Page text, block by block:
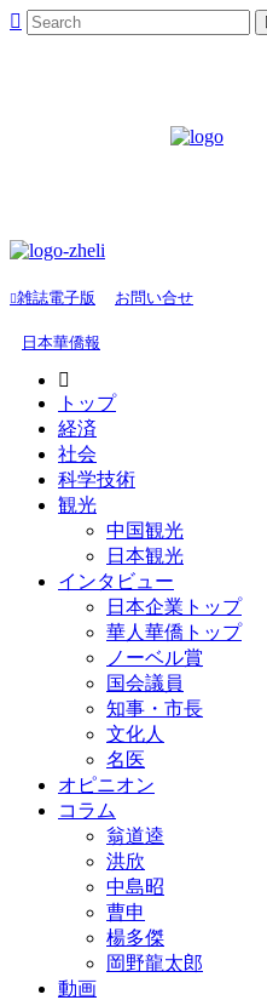
雑誌電子版 お問い合せ
日本華僑報
トップ
経済
社会
科学技術
観光
中国観光
日本観光
インタビュー
日本企業トップ
華人華僑トップ
ノーベル賞
国会議員
知事・市長
文化人
名医
オピニオン
コラム
翁道逵
洪欣
中島昭
曹申
楊多傑
岡野龍太郎
動画